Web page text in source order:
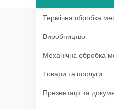
Термічна обробка
Виробництво
Механічна обробка
Товари та послуги
Презентації та